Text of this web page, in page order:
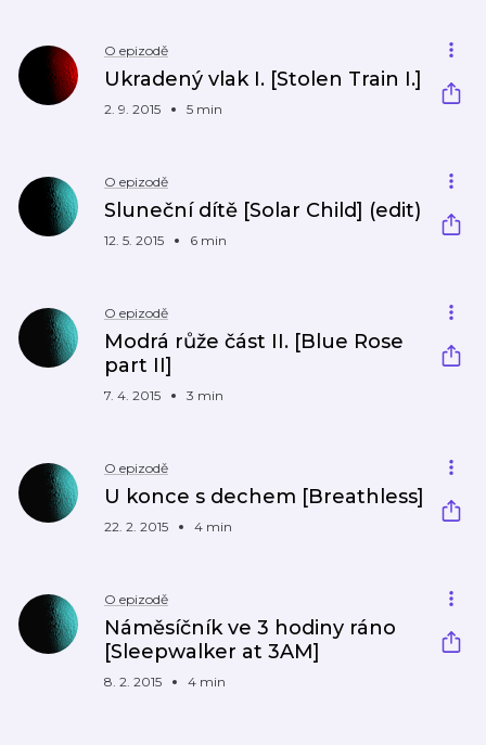
O epizodě
Ukradený vlak I. [Stolen Train I.]
2. 9. 2015 5 min
O epizodě
Sluneční dítě [Solar Child] (edit)
12. 5. 2015 6 min
O epizodě
Modrá růže část II. [Blue Rose
part II]
7. 4. 2015 3 min
O epizodě
U konce s dechem [Breathless]
22. 2. 2015 4 min
O epizodě
Náměsíčník ve 3 hodiny ráno
[Sleepwalker at 3AM]
8. 2. 2015 4 min